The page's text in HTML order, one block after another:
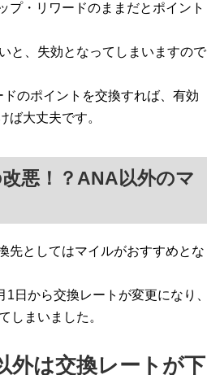
プ・リワードのままだとポイント
と、失効となってしまいますので
のポイントを交換すれば、有効
ば大丈夫です。
悪！？ANA以外のマ
先としてはマイルがおすすめとな
日から交換レートが変更になり、
しまいました。
外は交換レートが下